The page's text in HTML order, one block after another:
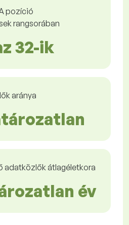
pozíció
rangsorában
32-ik
aránya
adatközlők átlagéletkora
év